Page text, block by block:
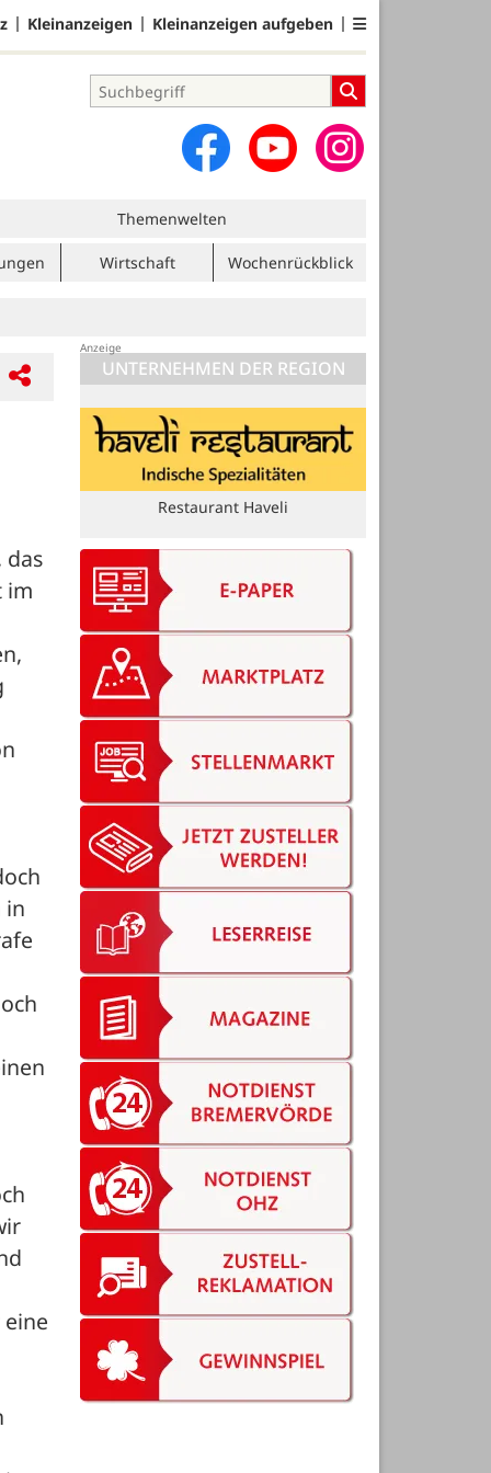
Kleinanzeigen Kleinanzeigen aufgeben
Themenwelten
Wirtschaft Wochenrückblick
das
im
in
UNTERNEHMEN DER REGION
Restaurant Haveli